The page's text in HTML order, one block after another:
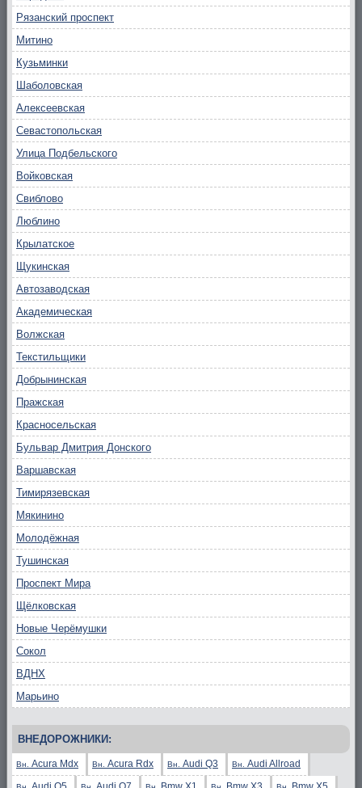
Рязанский проспект
Митино
Кузьминки
Шаболовская
Алексеевская
Севастопольская
Улица Подбельского
Войковская
Свиблово
Люблино
Крылатское
Щукинская
Автозаводская
Академическая
Волжская
Текстильщики
Добрынинская
Пражская
Красносельская
Бульвар Дмитрия Донского
Варшавская
Тимирязевская
Мякинино
Молодёжная
Тушинская
Проспект Мира
Щёлковская
Новые Черёмушки
Сокол
ВДНХ
Марьино
ВНЕДОРОЖНИКИ:
Вн. Acura Mdx Вн. Acura Rdx Вн. Audi Q3 Вн. Audi Allroad